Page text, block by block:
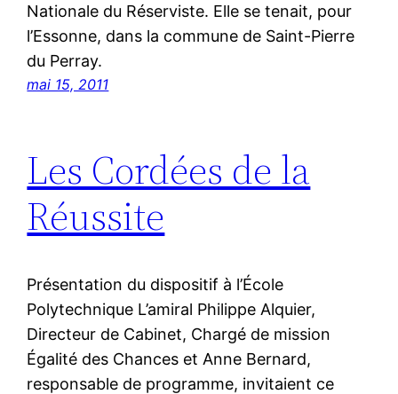
Nationale du Réserviste. Elle se tenait, pour
l’Essonne, dans la commune de Saint-Pierre
du Perray.
mai 15, 2011
Les Cordées de la
Réussite
Présentation du dispositif à l’École
Polytechnique L’amiral Philippe Alquier,
Directeur de Cabinet, Chargé de mission
Égalité des Chances et Anne Bernard,
responsable de programme, invitaient ce